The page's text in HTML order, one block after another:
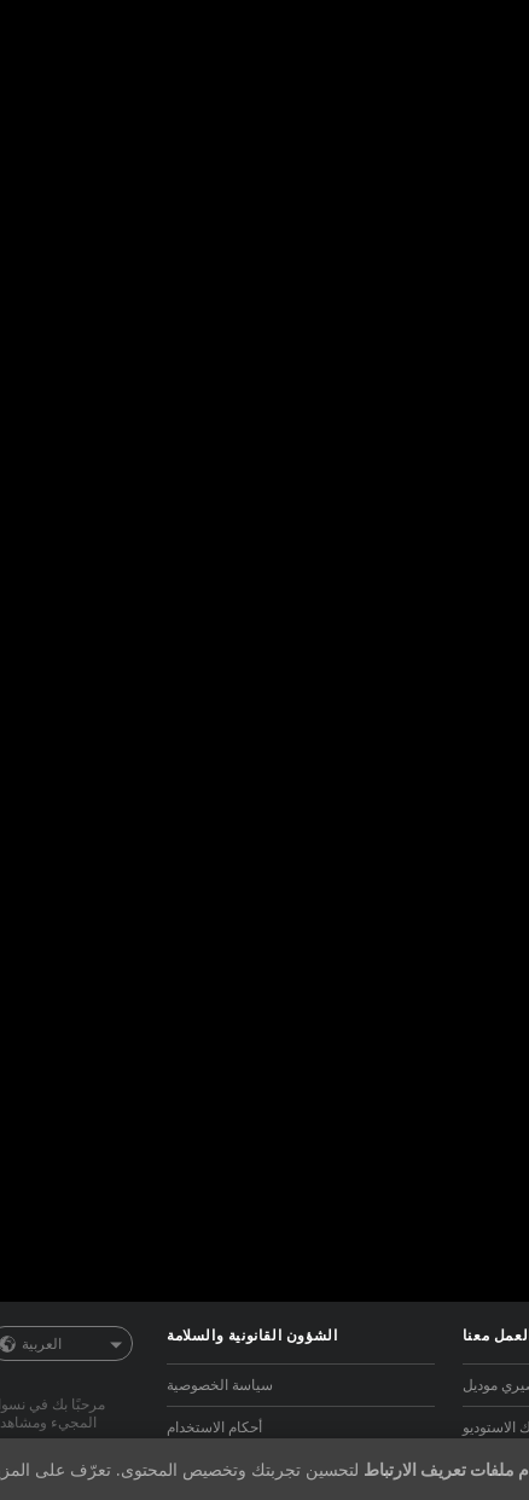
العربية
مرحبًا بك في
المجيء ومشاهدة
الشؤون القانونية والسلامة
سياسة الخصوصية
أحكام الاستخدام
سياسة قانون الألفية للملكية الرقمية
معنا
موديل
الاستوديو
للويبكام
ملفات تعريف الارتباط لتحسين تجربتك وتخصيص المحتوى. تعرّف على